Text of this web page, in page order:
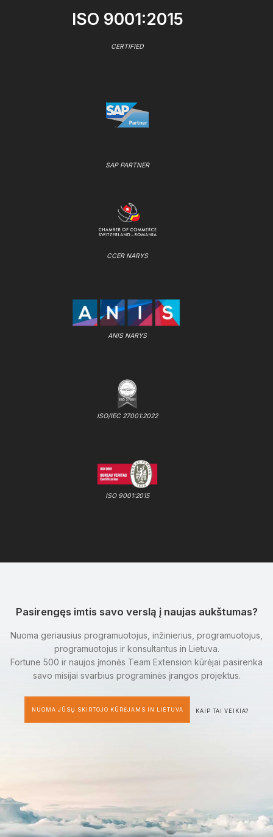
ISO 9001:2015
CERTIFIED
SAP PARTNER
CCER NARYS
ANIS NARYS
ISO/IEC 27001:2022
ISO 9001:2015
Pasirengęs imtis savo verslą į naujas aukštumas?
Nuoma geriausius programuotojus, inžinierius, programuotojus,
programuotojus ir konsultantus in Lietuva.
Fortune 500 ir naujos įmonės Team Extension kūrėjai pasirenka
savo misijai svarbius programinės įrangos projektus.
NUOMA JŪSŲ SKIRTOJO KŪRĖJAMS IN LIETUVA KAIP TAI VEIKIA?